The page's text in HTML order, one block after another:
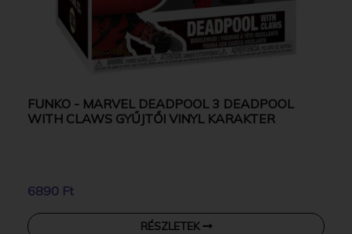
FUNKO - MARVEL DEADPOOL 3 DEADPOOL
WITH CLAWS GYŰJTŐI VINYL KARAKTER
6890 Ft
RÉSZLETEK